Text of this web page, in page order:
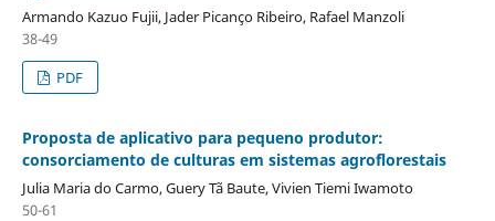
Armando Kazuo Fujii, Jader Picanço Ribeiro, Rafael Manzoli
38-49
PDF
Proposta de aplicativo para pequeno produtor:
consorciamento de culturas em sistemas agroflorestais
Julia Maria do Carmo, Guery Tã Baute, Vivien Tiemi Iwamoto
50-61